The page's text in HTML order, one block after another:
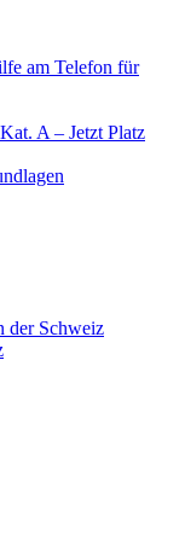
am Telefon für
A – Jetzt Platz
der Schweiz